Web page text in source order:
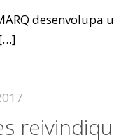
desenvolupa